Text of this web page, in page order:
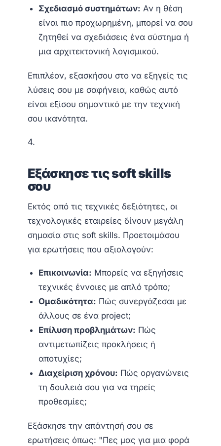
Σχεδιασμό συστημάτων: Αν η θέση
είναι πιο προχωρημένη, μπορεί να σου
ζητηθεί να σχεδιάσεις ένα σύστημα ή
μια αρχιτεκτονική λογισμικού.
Επιπλέον, εξασκήσου στο να εξηγείς τις
λύσεις σου με σαφήνεια, καθώς αυτό
είναι εξίσου σημαντικό με την τεχνική
σου ικανότητα.
4.
Εξάσκησε τις soft skills
σου
Εκτός από τις τεχνικές δεξιότητες, οι
τεχνολογικές εταιρείες δίνουν μεγάλη
σημασία στις soft skills. Προετοιμάσου
για ερωτήσεις που αξιολογούν:
Επικοινωνία: Μπορείς να εξηγήσεις
τεχνικές έννοιες με απλό τρόπο;
Ομαδικότητα: Πώς συνεργάζεσαι με
άλλους σε ένα project;
Επίλυση προβλημάτων: Πώς
αντιμετωπίζεις προκλήσεις ή
αποτυχίες;
Διαχείριση χρόνου: Πώς οργανώνεις
τη δουλειά σου για να τηρείς
προθεσμίες;
Εξάσκησε την απάντησή σου σε
ερωτήσεις όπως: "Πες μας για μια φορά